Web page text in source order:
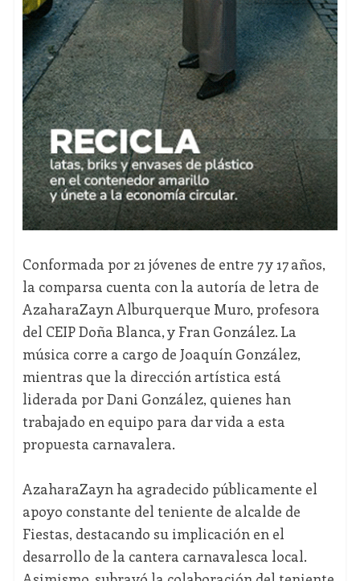
Conformada por 21 jóvenes de entre 7 y 17 años,
la comparsa cuenta con la autoría de letra de
AzaharaZayn Alburquerque Muro, profesora
del CEIP Doña Blanca, y Fran González. La
música corre a cargo de Joaquín González,
mientras que la dirección artística está
liderada por Dani González, quienes han
trabajado en equipo para dar vida a esta
propuesta carnavalera.
AzaharaZayn ha agradecido públicamente el
apoyo constante del teniente de alcalde de
Fiestas, destacando su implicación en el
desarrollo de la cantera carnavalesca local.